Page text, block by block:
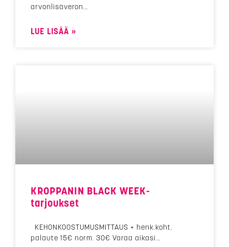
arvonlisäveron
LUE LISÄÄ »
KROPPANIN BLACK WEEK-
tarjoukset
KEHONKOOSTUMUSMITTAUS + henk.koht.
palaute 15€ norm. 30€ Varaa aikasi